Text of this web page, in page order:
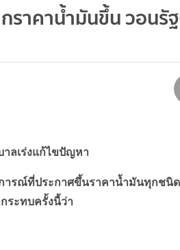
ราคาน้ำมันขึ้น วอนรั
ลเร่งแก้ไขปัญหา
ณ์ที่ประกาศขึ้นราคาน้ำมันทุกชนิด
ระทบครั้งนี้ว่า